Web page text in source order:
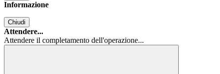
Informazione
Chiudi
Attendere...
Attendere il completamento dell'operazione...